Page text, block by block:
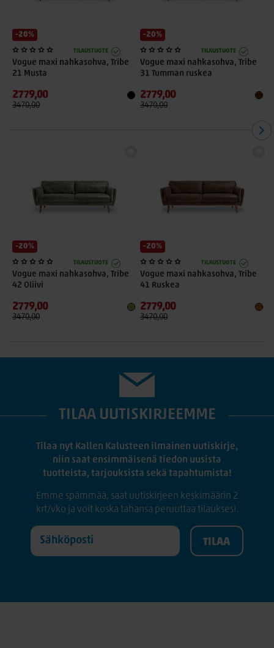
-20%
TILAUSTUOTE
Vogue maxi nahkasohva, Tribe
21 Musta
2779,00
3470,00
-20%
TILAUSTUOTE
Vogue maxi nahkasohva, Tribe
31 Tumman ruskea
2779,00
3470,00
-20%
TILAUSTUOTE
Vogue maxi nahkasohva, Tribe
42 Oliivi
2779,00
3470,00
-20%
TILAUSTUOTE
Vogue maxi nahkasohva, Tribe
41 Ruskea
2779,00
3470,00
TILAA UUTISKIRJEEMME
Tilaa nyt Kallen Kalusteen ilmainen uutiskirje,
niin saat ensimmäisenä tiedon uusista
tuotteista, tarjouksista sekä tapahtumista!
Emme spämmää, saat uutiskirjeen keskimäärin 2
krt/vko ja voit koska tahansa peruuttaa tilauksesi.